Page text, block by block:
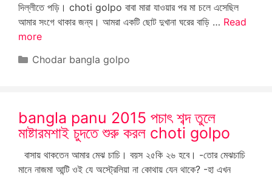
দিল্লীতে পড়ি। choti golpo বাবা মারা যাওয়ার পর মা চলে এসেছিল
আমার সংগে থাকার জন্য। আমরা একটি ছোট দুখানা ঘরের বাড়ি … Read
more
Categories
Chodar bangla golpo
bangla panu 2015 পচাৎ শব্দ তুলে
মাষ্টারমশাই চুদতে শুরু করল choti golpo
বাসায় থাকতেন আমার মেঝ চাচি। বয়স ২৫কি ২৬ হবে। -তোর মেঝচাচি
মানে নাজমা আন্টি ওই যে অস্ট্রেলিয়া না কোথায় যেন থাকে? -হা এখন